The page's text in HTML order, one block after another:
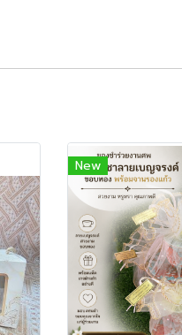
New